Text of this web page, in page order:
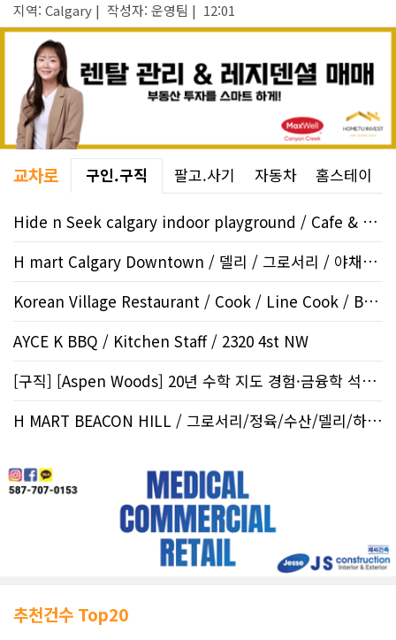
지역: Calgary | 작성자: 운영팀 | 12:01
교차로 구인.구직 팔고.사기 자동차 홈스테이
Hide n Seek calgary indoor playground / Cafe & Kitchen / ..
H mart Calgary Downtown / 델리 / 그로서리 / 야채부 / 13..
Korean Village Restaurant / Cook / Line Cook / Beltline
AYCE K BBQ / Kitchen Staff / 2320 4st NW
[구직] [Aspen Woods] 20년 수학 지도 경험·금융학 석사 | 생각하는..
H MART BEACON HILL / 그로서리/정육/수산/델리/하우스..
추천건수 Top20